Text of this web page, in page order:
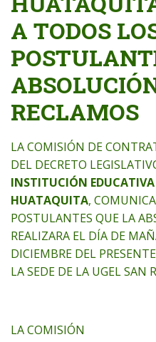
A TODOS
RECLAMOS
LA COMISIÓN DE
DEL DECRETO
INSTITUCIÓN
HUATAQUITA,
POSTULANTES QUE LA
REALIZARA EL DÍA DE
DICIEMBRE DEL
LA SEDE DE LA UGEL SAN
LA COMISIÓN